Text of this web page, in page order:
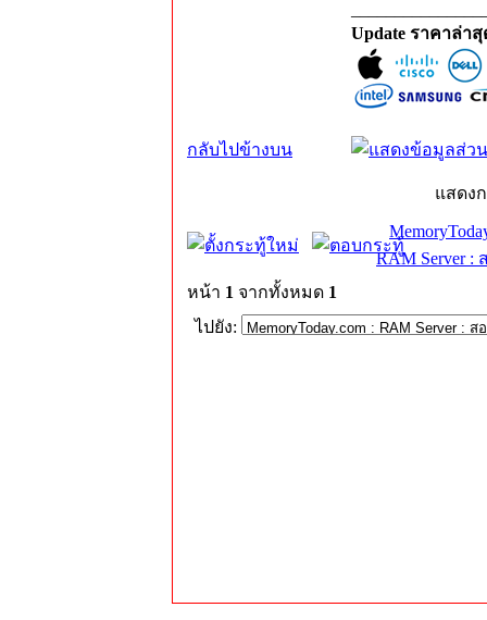
Update ราคาล่า
กลับไปข้างบน
แสดง
RAM Server :
หน้า 1 จากทั้งหมด 1
ไปยัง: